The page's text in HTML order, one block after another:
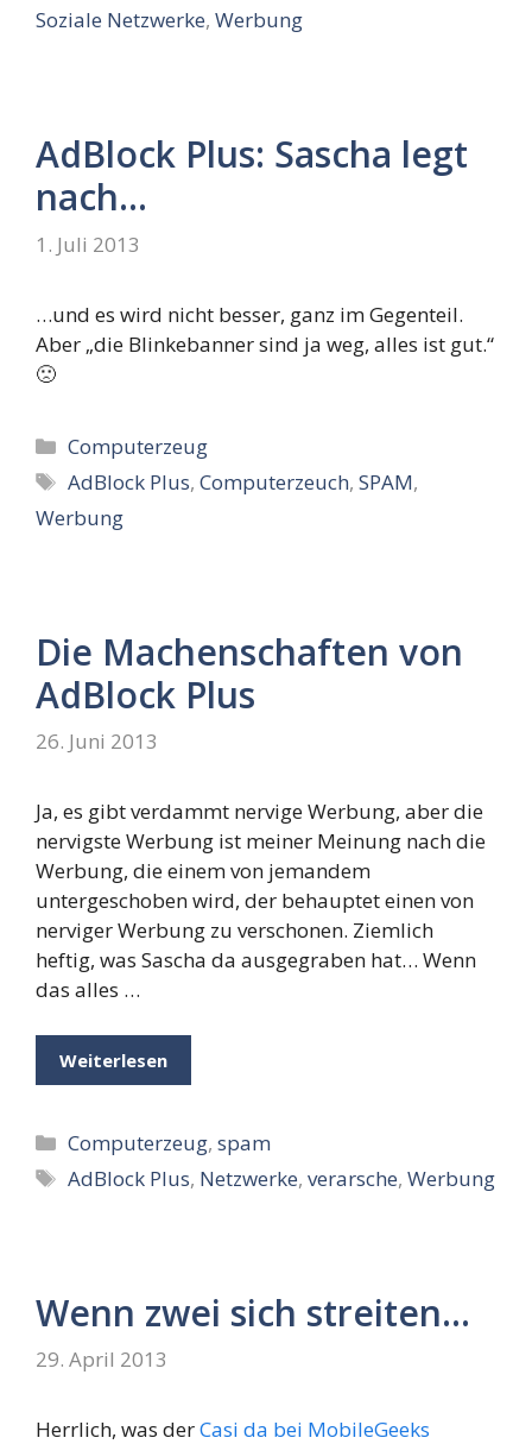
Soziale Netzwerke, Werbung
AdBlock Plus: Sascha legt
nach…
1. Juli 2013
…und es wird nicht besser, ganz im Gegenteil.
Aber „die Blinkebanner sind ja weg, alles ist gut.“
🙁
Kategorien
Computerzeug
Schlagwörter
AdBlock Plus,Computerzeuch,SPAM,
Werbung
Die Machenschaften von
AdBlock Plus
26. Juni 2013
Ja, es gibt verdammt nervige Werbung, aber die
nervigste Werbung ist meiner Meinung nach die
Werbung, die einem von jemandem
untergeschoben wird, der behauptet einen von
nerviger Werbung zu verschonen. Ziemlich
heftig, was Sascha da ausgegraben hat… Wenn
das alles …
Weiterlesen
Kategorien
Computerzeug,spam
Schlagwörter
AdBlock Plus, Netzwerke,verarsche,Werbung
Wenn zwei sich streiten…
29. April 2013
Herrlich, was derCasi da bei MobileGeeks